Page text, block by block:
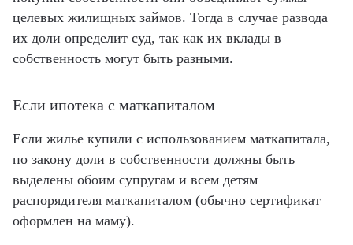
целевых жилищных займов. Тогда в случае развода
их доли определит суд, так как их вклады в
собственность могут быть разными.
Если ипотека с маткапиталом
Если жилье купили с использованием маткапитала,
по закону доли в собственности должны быть
выделены обоим супругам и всем детям
распорядителя маткапиталом (обычно сертификат
оформлен на маму).